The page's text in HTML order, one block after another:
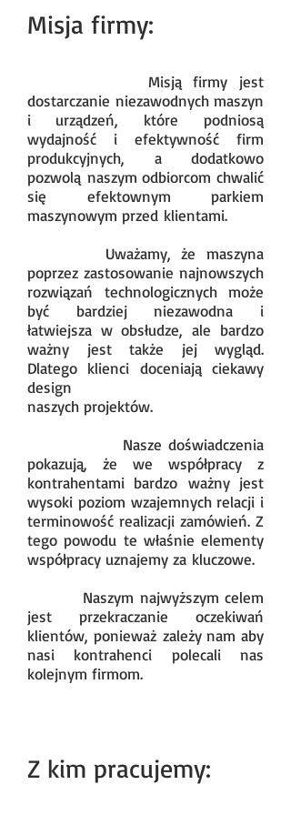
przedsiębiorstwa, bazujące
na nowoczesnych rozwiązaniach
organizacyjnych.
Misja firmy:
Misją firmy jest
dostarczanie niezawodnych maszyn
i urządzeń, które podniosą
wydajność i efektywność firm
produkcyjnych, a dodatkowo
pozwolą naszym odbiorcom chwalić
się efektownym parkiem
maszynowym przed klientami.
Uważamy, że maszyna
poprzez zastosowanie najnowszych
rozwiązań technologicznych może
być bardziej niezawodna i
łatwiejsza w obsłudze, ale bardzo
ważny jest także jej wygląd.
Dlatego klienci doceniają ciekawy
design
naszych projektów.
Nasze doświadczenia
pokazują, że we współpracy z
kontrahentami bardzo ważny jest
wysoki poziom wzajemnych relacji i
terminowość realizacji zamówień. Z
tego powodu te właśnie elementy
współpracy uznajemy za kluczowe.
Naszym najwyższym celem
jest przekraczanie oczekiwań
klientów, ponieważ zależy nam aby
nasi kontrahenci polecali nas
kolejnym firmom.
Z kim pracujemy: